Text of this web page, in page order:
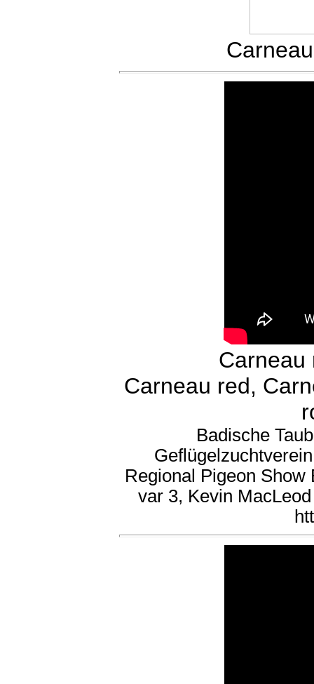
Carneau red,
Badische
Regional Pigeon Show
var 3, Kevin